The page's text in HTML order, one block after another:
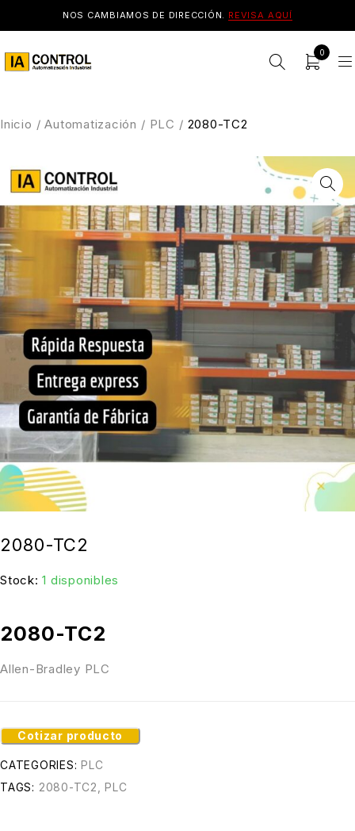
NOS CAMBIAMOS DE DIRECCIÓN. REVISA AQUÍ
0
Inicio / Automatización / PLC / 2080-TC2
2080-TC2
Stock: 1 disponibles
2080-TC2
Allen-Bradley PLC
Cotizar producto
CATEGORIES: PLC
TAGS: 2080-TC2 ,PLC